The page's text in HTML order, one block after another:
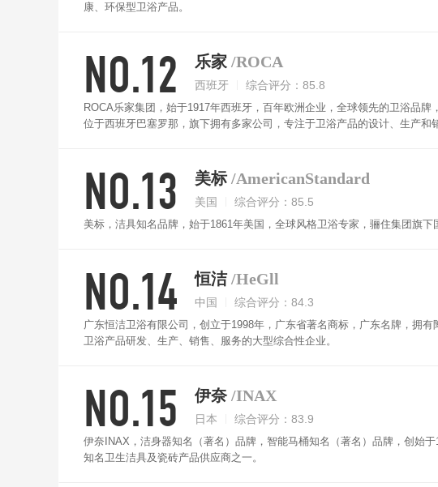
康、环保型卫浴产品。
NO.12 乐家 /ROCA
西班牙 综合评分：85.8
ROCA乐家集团，始于1917年西班牙，百年欧洲企业，全球领先的卫浴品
位于西班牙巴塞罗那，旗下拥有多家公司，专注于卫浴产品的设计、生产
NO.13 美标 /AmericanStandard
美国 综合评分：85.5
美标，洁具知名品牌，始于1861年美国，全球风格卫浴专家，骊住集团旗下
NO.14 恒洁 /HeGll
中国 综合评分：84.3
广东恒洁卫浴有限公司，创立于1998年，广东省著名商标，广东名牌，拥
卫浴产品研发、生产、销售、服务的大型综合性企业。
NO.15 伊奈 /INAX
日本 综合评分：83.9
伊奈INAX，洁身器知名（著名）品牌，智能马桶知名（著名）品牌，创始
知名卫生洁具及瓷砖产品供应商之一。